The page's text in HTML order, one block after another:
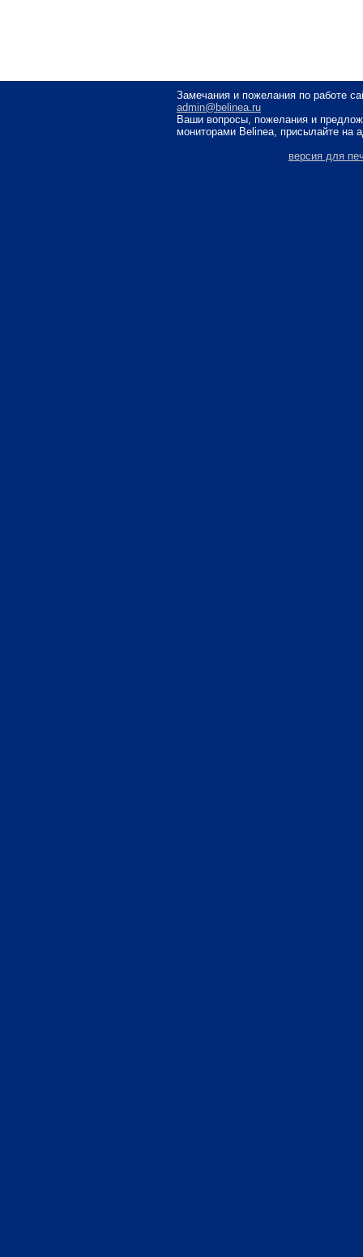
Замечания и пожелания по работе
admin@belinea.ru
Ваши вопросы, пожелания и
мониторами Belinea, присылайте на
версия для